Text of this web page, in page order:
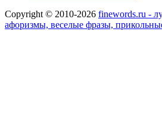
Copyright © 2010-2026 finewords.ru -
афоризмы, веселые фразы,